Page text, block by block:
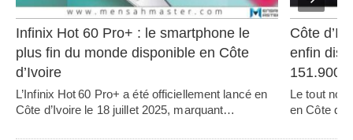
Infinix Hot 60 Pro+ : le smartphone le
plus fin du monde disponible en Côte
d’Ivoire
L’Infinix Hot 60 Pro+ a été officiellement lancé en
Côte d’Ivoire le 18 juillet 2025, marquant…
Côte
enfin
Le tout
en Côte